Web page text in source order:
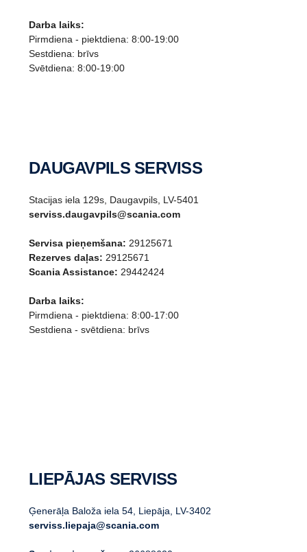
Darba laiks:
Pirmdiena - piektdiena: 8:00-19:00
Sestdiena: brīvs
Svētdiena: 8:00-19:00
DAUGAVPILS SERVISS
Stacijas iela 129s, Daugavpils, LV-5401
serviss.daugavpils@scania.com
Servisa pieņemšana: 29125671
Rezerves daļas: 29125671
Scania Assistance: 29442424
Darba laiks:
Pirmdiena - piektdiena: 8:00-17:00
Sestdiena - svētdiena: brīvs
LIEPĀJAS SERVISS
Ģenerāļa Baloža iela 54, Liepāja, LV-3402
serviss.liepaja@scania.com